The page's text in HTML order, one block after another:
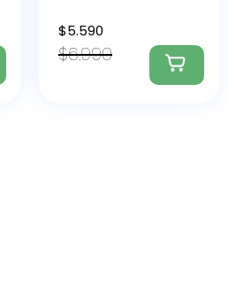
$6.990
$5.590